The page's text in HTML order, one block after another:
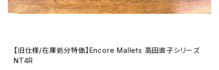
【旧仕様/在庫処分特価】Encore Mallets 高田直子シリーズ
NT4R